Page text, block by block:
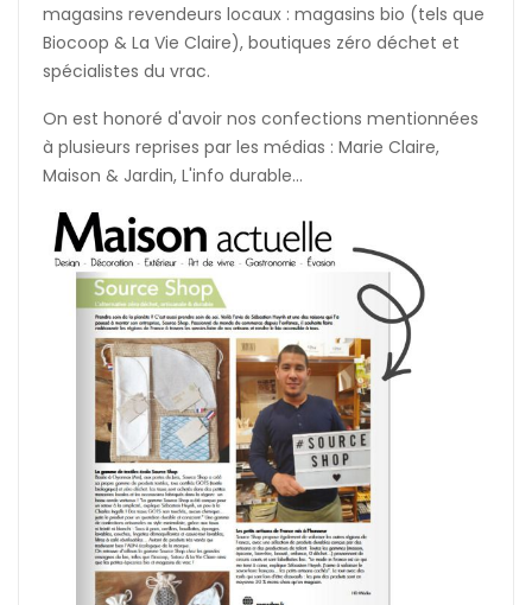
magasins revendeurs locaux : magasins bio (tels que
Biocoop & La Vie Claire), boutiques zéro déchet et
spécialistes du vrac.
On est honoré d'avoir nos confections mentionnées
à plusieurs reprises par les médias : Marie Claire,
Maison & Jardin, L'info durable...